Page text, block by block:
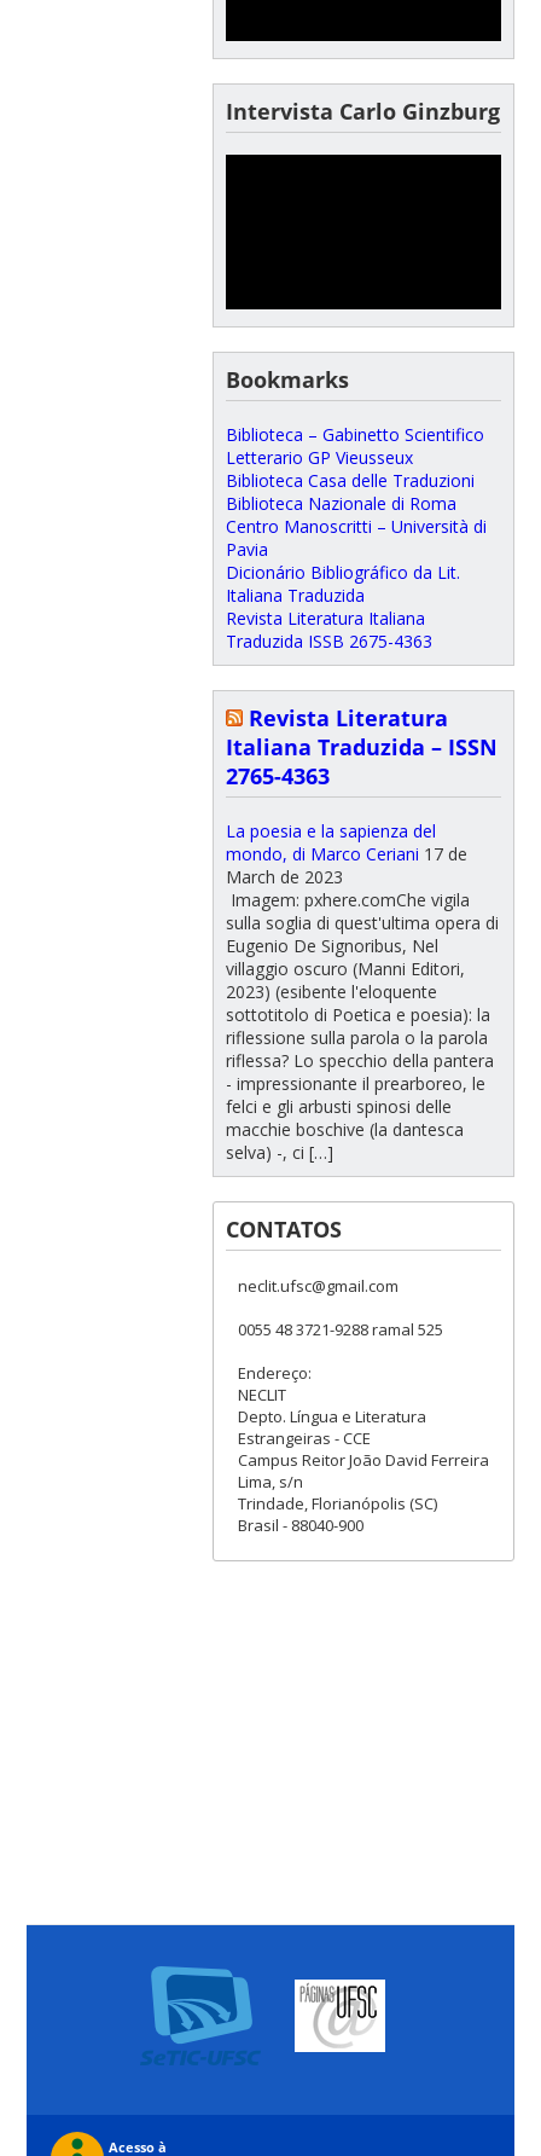
Intervista Carlo Ginzburg
Bookmarks
Biblioteca – Gabinetto Scientifico
Letterario GP Vieusseux
Biblioteca Casa delle Traduzioni
Biblioteca Nazionale di Roma
Centro Manoscritti – Università di
Pavia
Dicionário Bibliográfico da Lit.
Italiana Traduzida
Revista Literatura Italiana
Traduzida ISSB 2675-4363
Revista Literatura
Italiana Traduzida – ISSN
2765-4363
La poesia e la sapienza del
mondo, di Marco Ceriani 17 de
March de 2023
Imagem: pxhere.comChe vigila
sulla soglia di quest'ultima opera di
Eugenio De Signoribus, Nel
villaggio oscuro (Manni Editori,
2023) (esibente l'eloquente
sottotitolo di Poetica e poesia): la
riflessione sulla parola o la parola
riflessa? Lo specchio della pantera
- impressionante il prearboreo, le
felci e gli arbusti spinosi delle
macchie boschive (la dantesca
selva) -, ci […]
CONTATOS
neclit.ufsc@gmail.com
0055 48 3721-9288 ramal 525
Endereço:
NECLIT
Depto. Língua e Literatura
Estrangeiras - CCE
Campus Reitor João David Ferreira
Lima, s/n
Trindade, Florianópolis (SC)
Brasil - 88040-900